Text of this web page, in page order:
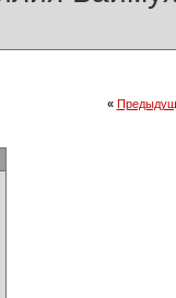
«